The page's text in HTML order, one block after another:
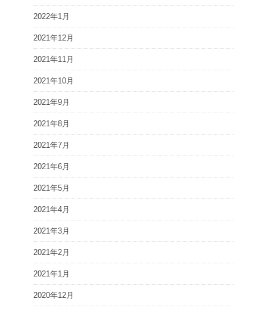
2022年1月
2021年12月
2021年11月
2021年10月
2021年9月
2021年8月
2021年7月
2021年6月
2021年5月
2021年4月
2021年3月
2021年2月
2021年1月
2020年12月